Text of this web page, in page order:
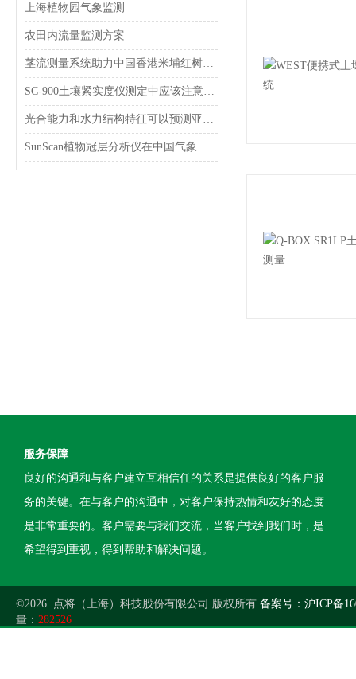
上海植物园气象监测
农田内流量监测方案
茎流测量系统助力中国香港米埔红树林自然保护区研究
SC-900土壤紧实度仪测定中应该注意什么
光合能力和水力结构特征可以预测亚热带常绿阔叶林树木生长速率
SunScan植物冠层分析仪在中国气象局兰州干旱气象研究所完成调试
服务保障
良好的沟通和与客户建立互相信任的关系是提供良好的客户服
务的关键。在与客户的沟通中，对客户保持热情和友好的态度
是非常重要的。客户需要与我们交流，当客户找到我们时，是
希望得到重视，得到帮助和解决问题。
©2026 点将（上海）科技股份有限公司 版权所有 备案号：沪ICP备
量： 282526